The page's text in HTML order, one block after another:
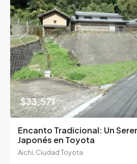
$33,571
Encanto Tradicional: Un
Japonés en Toyota
Aichi, Ciudad Toyota